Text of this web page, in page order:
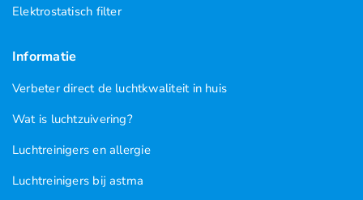
Elektrostatisch filter
Informatie
Verbeter direct de luchtkwaliteit in huis
Wat is luchtzuivering?
Luchtreinigers en allergie
Luchtreinigers bij astma